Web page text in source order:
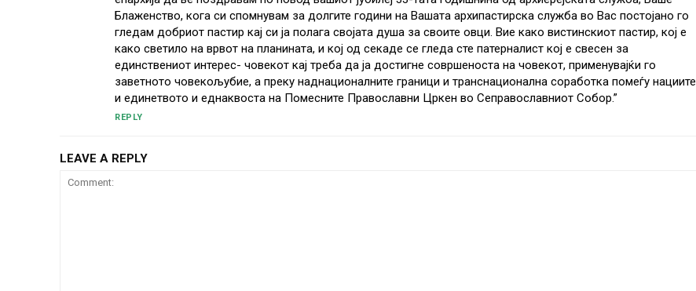
Блаженство, кога си спомнувам за долгите години на Вашата архипастирска служба во Вас постојано го
гледам добриот пастир кај си ја полага својата душа за своите овци. Вие како вистинскиот пастир, кој е
како светило на врвот на планината, и кој од секаде се гледа сте патерналист кој е свесен за
единствениот интерес- човекот кај треба да ја достигне совршеноста на човекот, применувајќи го
заветното човекољубие, а преку наднационалните граници и транснационална соработка помеѓу нациите
и единетвото и еднаквоста на Помесните Православни Цркен во Сеправославниот Собор.”
REPLY
LEAVE A REPLY